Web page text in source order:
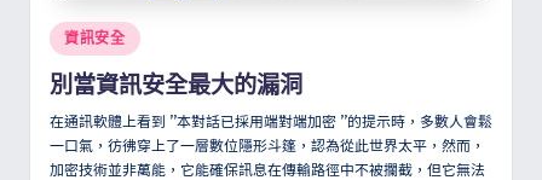
Posted
資訊安全
別當資訊安全最大的漏洞
在通訊軟體上看到 ”本對話已採用端對端加密 ”的提示時，多數人會鬆
一口氣，彷彿穿上了一層數位隱形斗篷，認為從此世界太平，然而，
加密技術並非萬能，它能確保訊息在傳輸路徑中不被攔截，但它無法